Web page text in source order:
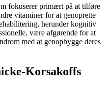
fokuserer primært på at tilføre
vitaminer for at genoprette
herunder kognitiv
være afgørende for at
med at genopbygge deres
Korsakoffs